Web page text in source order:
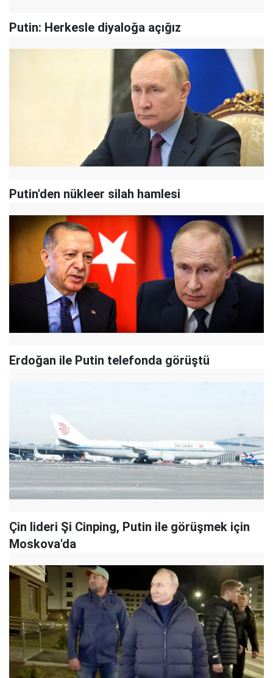
Putin: Herkesle diyaloğa açığız
Putin'den nükleer silah hamlesi
Erdoğan ile Putin telefonda görüştü
Çin lideri Şi Cinping, Putin ile görüşmek için
Moskova'da